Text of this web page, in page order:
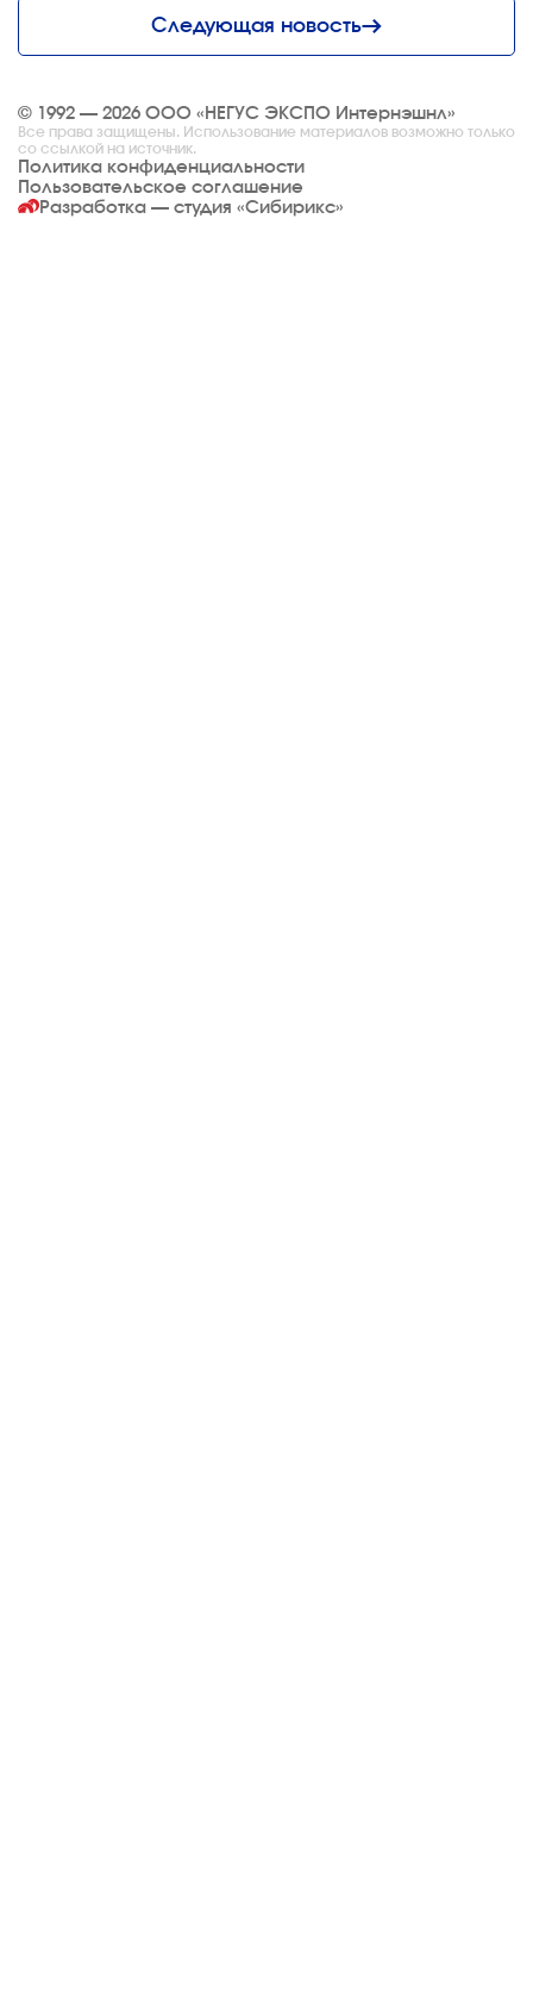
Следующая новость
© 1992 — 2026 ООО «НЕГУС ЭКСПО Интернэшнл»
Все права защищены. Использование материалов возможно только
со ссылкой на источник.
Политика конфиденциальности
Пользовательское соглашение
Разработка — студия «Сибирикс»